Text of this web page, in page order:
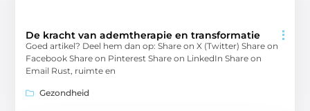
De kracht van ademtherapie en transformatie
Goed artikel? Deel hem dan op: Share on X (Twitter) Share on
Facebook Share on Pinterest Share on LinkedIn Share on
Email Rust, ruimte en
Gezondheid